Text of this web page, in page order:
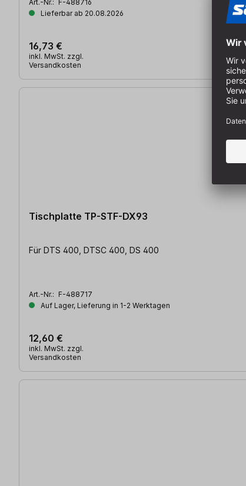
Art.-Nr.: F-488716
Lieferbar ab 20.08.2026
16,73 €
inkl. MwSt. zzgl.
Versandkosten
Tischplatte TP-STF-DX93
Für DTS 400, DTSC 400, DS 400
Art.-Nr.: F-488717
Auf Lager, Lieferung in 1-2 Werktagen
12,60 €
inkl. MwSt. zzgl.
Versandkosten